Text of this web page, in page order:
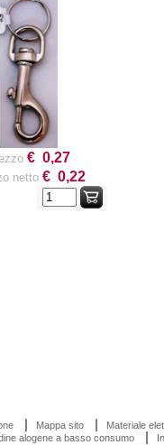
€ 0,27
netto € 0,22
Mappa sito
Materiale
alogene a basso consumo